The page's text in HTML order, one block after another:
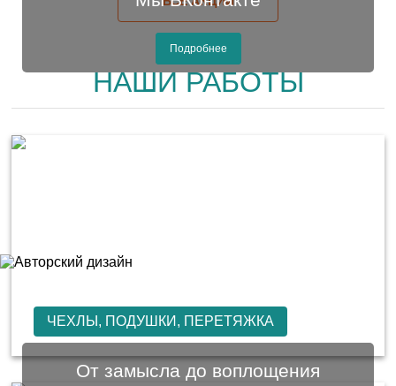
Подробнее
От замысла до воплощения
НАШИ РАБОТЫ
ЧЕХЛЫ, ПОДУШКИ, ПЕРЕТЯЖКА